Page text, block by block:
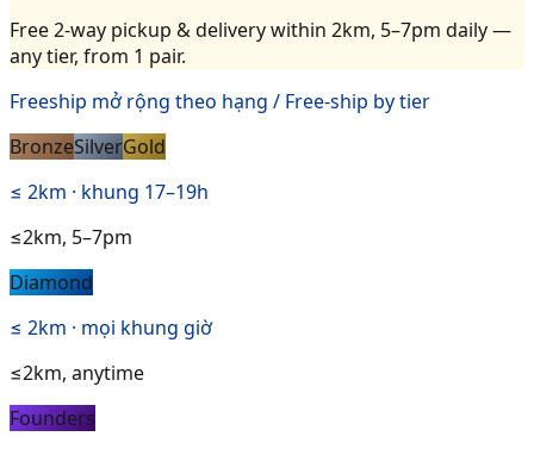
Free 2-way pickup & delivery within 2km, 5–7pm daily —
any tier, from 1 pair.
Freeship mở rộng theo hạng / Free-ship by tier
BronzeSilverGold
≤ 2km · khung 17–19h
≤2km, 5–7pm
Diamond
≤ 2km · mọi khung giờ
≤2km, anytime
Founders